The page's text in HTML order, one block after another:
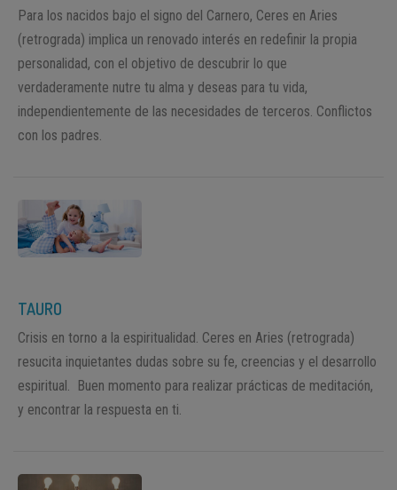
Para los nacidos bajo el signo del Carnero, Ceres en Aries
(retrograda) implica un renovado interés en redefinir la propia
personalidad, con el objetivo de descubrir lo que
verdaderamente nutre tu alma y deseas para tu vida,
independientemente de las necesidades de terceros. Conflictos
con los padres.
TAURO
Crisis en torno a la espiritualidad. Ceres en Aries (retrograda)
resucita inquietantes dudas sobre su fe, creencias y el desarrollo
espiritual. Buen momento para realizar prácticas de meditación,
y encontrar la respuesta en ti.